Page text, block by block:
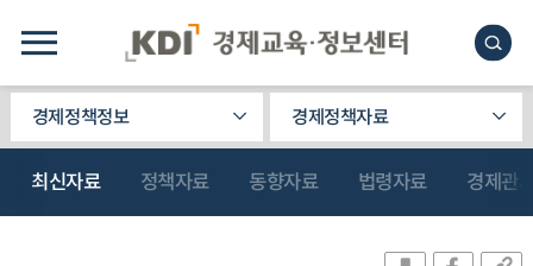
경제정책정보 경제정책자료
최신자료 정책자료 동향자료 법령자료 경제관